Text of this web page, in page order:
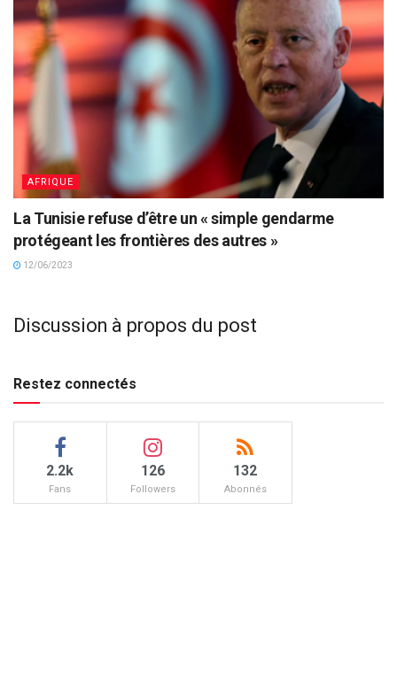
AFRIQUE
La Tunisie refuse d’être un « simple gendarme
protégeant les frontières des autres »
12/06/2023
Discussion à propos du post
Restez connectés
2.2k
Fans
126
Followers
132
Abonnés